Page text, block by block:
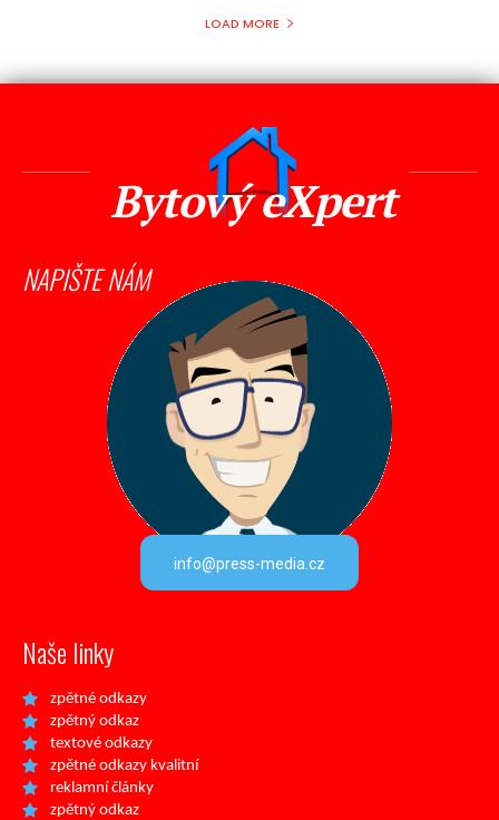
LOAD MORE
Bytový eXpert
NAPIŠTE NÁM
info@press-media.cz
Naše linky
zpětné odkazy
zpětný odkaz
textové odkazy
zpětné odkazy kvalitní
reklamní články
zpětný odkaz